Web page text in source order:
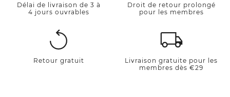
Délai de livraison de 3 à
4 jours ouvrables
Droit de retour prolongé
pour les membres
Retour gratuit
Livraison gratuite pour les
membres dès €29